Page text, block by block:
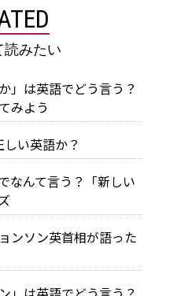
読みたい
」は英語でどう言う？
みよう
い英語か？
なんて言う？「新しい
ンソン英首相が語った